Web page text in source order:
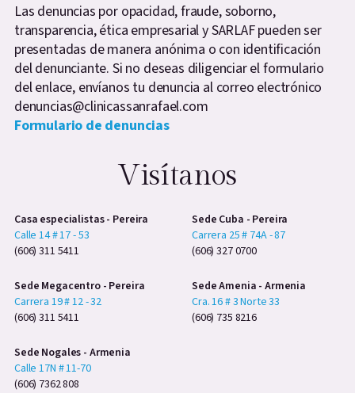
Las denuncias por opacidad, fraude, soborno,
transparencia, ética empresarial y SARLAF pueden ser
presentadas de manera anónima o con identificación
del denunciante. Si no deseas diligenciar el formulario
del enlace, envíanos tu denuncia al correo electrónico
denuncias@clinicassanrafael.com
Formulario de denuncias
Visítanos
Casa especialistas - Pereira
Calle 14 # 17 - 53
(606) 311 5411
Sede Cuba - Pereira
Carrera 25 # 74A - 87
(606) 327 0700
Sede Megacentro - Pereira
Carrera 19 # 12 - 32
(606) 311 5411
Sede Amenia - Armenia
Cra. 16 # 3 Norte 33
(606) 735 8216
Sede Nogales - Armenia
Calle 17N # 11-70
(606) 7362 808